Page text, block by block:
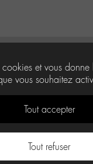
et vous donne
vous souhaitez
Tout accepter
Tout refuser